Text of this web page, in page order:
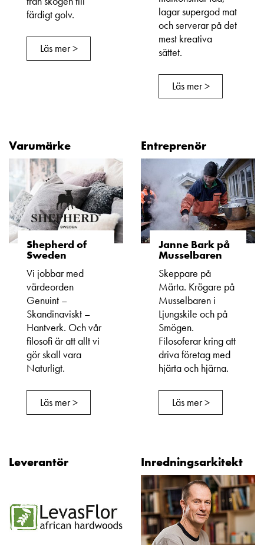
färdigt golv.
Läs mer >
lagar supergod mat
och serverar på det
mest kreativa
sättet.
Läs mer >
Varumärke
Shepherd of
Sweden
Vi jobbar med
värdeorden
Genuint –
Skandinaviskt –
Hantverk. Och vår
filosofi är att allt vi
gör skall vara
Naturligt.
Läs mer >
Entreprenör
Janne Bark på
Musselbaren
Skeppare på
Märta. Krögare på
Musselbaren i
Ljungskile och på
Smögen.
Filosoferar kring att
driva företag med
hjärta och hjärna.
Läs mer >
Leverantör Inredningsarkitekt